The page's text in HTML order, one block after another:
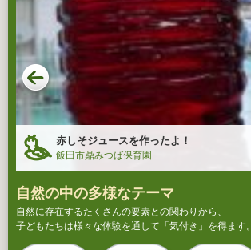
赤しそジュースを作ったよ！
飯田市鼎みつば保育園
自然の中の多様なテーマ
自然に存在するたくさんの要素との関わりから、
子どもたちは様々な体験を通して「気付き」を得ます。